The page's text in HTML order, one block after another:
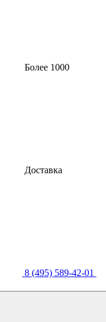
Более 1000
Доставка
8 (495) 589-42-01